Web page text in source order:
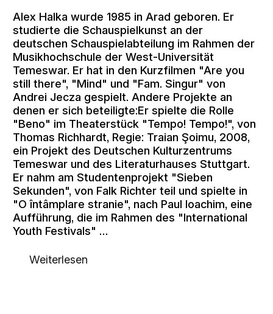
Alex Halka wurde 1985 in Arad geboren. Er
studierte die Schauspielkunst an der
deutschen Schauspielabteilung im Rahmen der
Musikhochschule der West-Universität
Temeswar. Er hat in den Kurzfilmen "Are you
still there", "Mind" und "Fam. Singur" von
Andrei Jecza gespielt. Andere Projekte an
denen er sich beteiligte:Er spielte die Rolle
"Beno" im Theaterstück "Tempo! Tempo!", von
Thomas Richhardt, Regie: Traian Şoimu, 2008,
ein Projekt des Deutschen Kulturzentrums
Temeswar und des Literaturhauses Stuttgart.
Er nahm am Studentenprojekt "Sieben
Sekunden", von Falk Richter teil und spielte in
"O întâmplare stranie", nach Paul Ioachim, eine
Aufführung, die im Rahmen des "International
Youth Festivals" …
Weiterlesen